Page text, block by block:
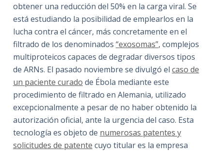
obtener una reducción del 50% en la carga viral. Se
está estudiando la posibilidad de emplearlos en la
lucha contra el cáncer, más concretamente en el
filtrado de los denominados “exosomas”, complejos
multiproteicos capaces de degradar diversos tipos
de ARNs. El pasado noviembre se divulgó el caso de
un paciente curado de Ébola mediante este
procedimiento de filtrado en Alemania, utilizado
excepcionalmente a pesar de no haber obtenido la
autorización oficial, ante la urgencia del caso. Esta
tecnología es objeto de numerosas patentes y
solicitudes de patente cuyo titular es la empresa